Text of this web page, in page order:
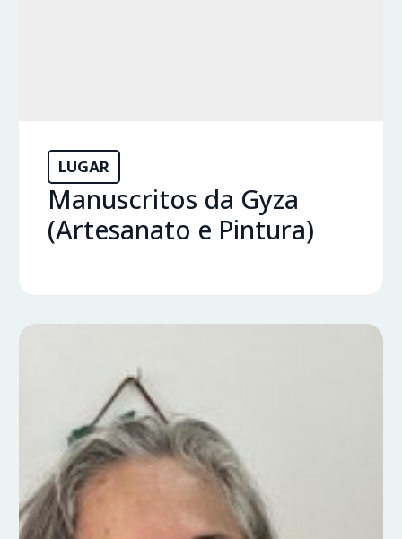
LUGAR
Manuscritos da Gyza
(Artesanato e Pintura)